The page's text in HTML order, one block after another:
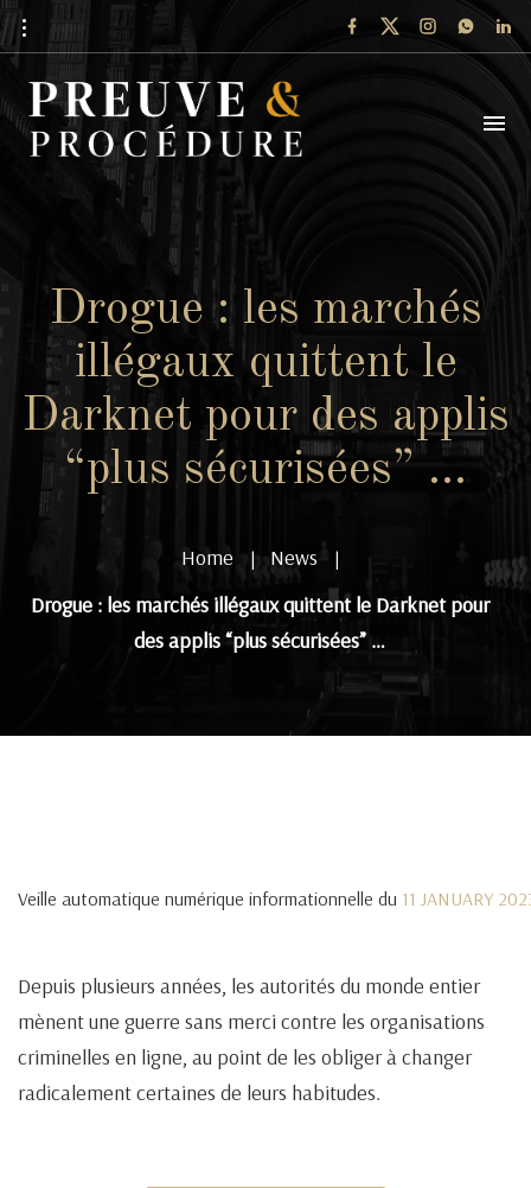
Drogue : les marchés
illégaux quittent le
Darknet pour des applis
“plus sécurisées” …
Home |News |
Drogue : les marchés illégaux quittent le Darknet pour
des applis “plus sécurisées” …
Veille automatique numérique informationnelle du 11 JANUARY
Depuis plusieurs années, les autorités du monde entier
mènent une guerre sans merci contre les organisations
criminelles en ligne, au point de les obliger à changer
radicalement certaines de leurs habitudes.